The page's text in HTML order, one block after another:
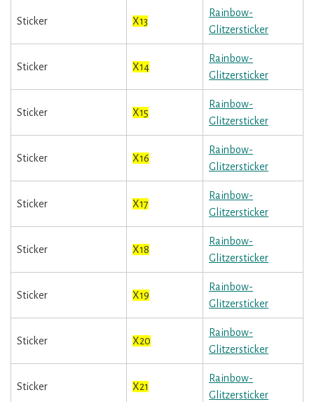
Sticker X13
Rainbow-
Glitzersticker
Sticker X14
Rainbow-
Glitzersticker
Sticker X15
Rainbow-
Glitzersticker
Sticker X16
Rainbow-
Glitzersticker
Sticker X17
Rainbow-
Glitzersticker
Sticker X18
Rainbow-
Glitzersticker
Sticker X19
Rainbow-
Glitzersticker
Sticker X20
Rainbow-
Glitzersticker
Sticker X21
Rainbow-
Glitzersticker